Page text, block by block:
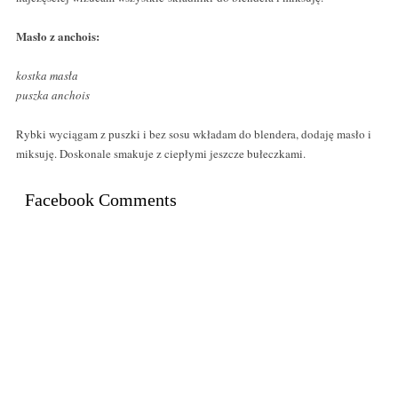
Masło z anchois:
kostka masła
puszka anchois
Rybki wyciągam z puszki i bez sosu wkładam do blendera, dodaję masło i
miksuję. Doskonale smakuje z ciepłymi jeszcze bułeczkami.
Facebook Comments